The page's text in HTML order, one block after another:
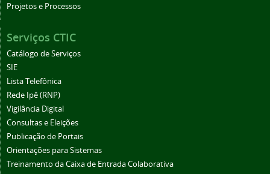
Projetos e Processos
Serviços CTIC
Catálogo de Serviços
SIE
Lista Telefônica
Rede Ipê (RNP)
Vigilância Digital
Consultas e Eleições
Publicação de Portais
Orientações para Sistemas
Treinamento da Caixa de Entrada Colaborativa